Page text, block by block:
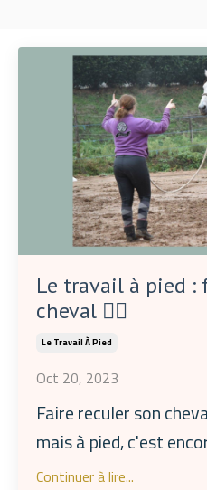
Le travail à pied :
cheval 🙆‍♀️
Le Travail À Pied
Oct 20, 2023
Faire reculer son
mais à pied, c'est
Continuer à lire...